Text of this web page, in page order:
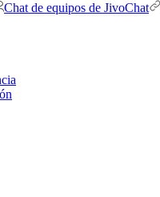
Chat de equipos de JivoChat